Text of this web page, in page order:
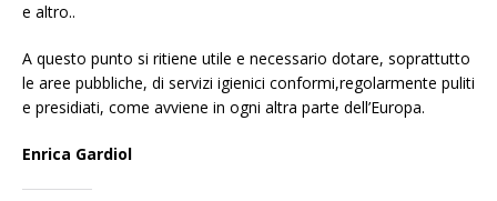
e altro..
A questo punto si ritiene utile e necessario dotare, soprattutto
le aree pubbliche, di servizi igienici conformi,regolarmente puliti
e presidiati, come avviene in ogni altra parte dell’Europa.
Enrica Gardiol